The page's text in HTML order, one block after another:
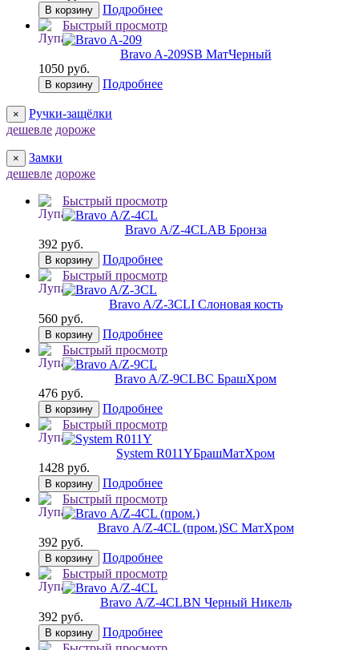
В корзину
Подробнее
Быстрый просмотр
Bravo A-209SB МатЧерный
1050 руб.
В корзину Подробнее
×
Ручки-защёлки
дешевле дороже
×
Замки
дешевле дороже
Быстрый просмотр
Bravo А/Z-4CLAB Бронза
392 руб.
В корзину
Подробнее
Быстрый просмотр
Bravo A/Z-3CLI Слоновая кость
560 руб.
В корзину
Подробнее
Быстрый просмотр
Bravo A/Z-9CLBС БрашХром
476 руб.
В корзину
Подробнее
Быстрый просмотр
System R011YБрашМатХром
1428 руб.
В корзину
Подробнее
Быстрый просмотр
Bravo А/Z-4CL (пром.)SC МатХром
392 руб.
В корзину
Подробнее
Быстрый просмотр
Bravo А/Z-4CLBN Черный Никель
392 руб.
В корзину
Подробнее